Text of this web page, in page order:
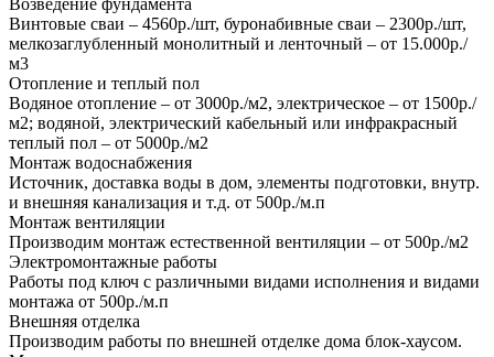
Винтовые сваи – 4560р./шт, буронабивные сваи – 2300р./шт,
мелкозаглубленный монолитный и ленточный – от 15.000р./
м3
Отопление и теплый пол
Водяное отопление – от 3000р./м2, электрическое – от 1500р./
м2; водяной, электрический кабельный или инфракрасный
теплый пол – от 5000р./м2
Монтаж водоснабжения
Источник, доставка воды в дом, элементы подготовки, внутр.
и внешняя канализация и т.д. от 500р./м.п
Монтаж вентиляции
Производим монтаж естественной вентиляции – от 500р./м2
Электромонтажные работы
Работы под ключ с различными видами исполнения и видами
монтажа от 500р./м.п
Внешняя отделка
Производим работы по внешней отделке дома блок-хаусом.